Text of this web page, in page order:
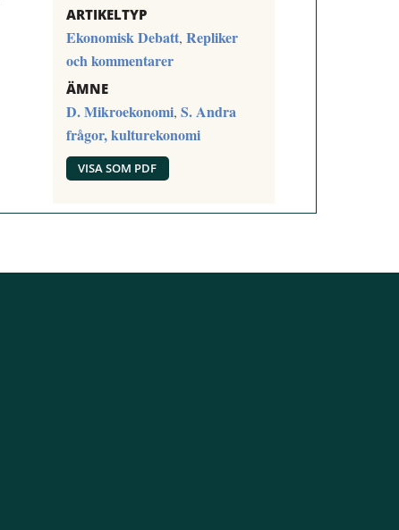
ARTIKELTYP
Ekonomisk Debatt, Repliker
och kommentarer
ÄMNE
D. Mikroekonomi, S. Andra
frågor, kulturekonomi
VISA SOM PDF